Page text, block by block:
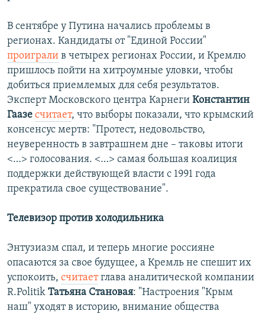
В сентябре у Путина начались проблемы в
регионах. Кандидаты от "Единой России"
проиграли в четырех регионах России, и Кремлю
пришлось пойти на хитроумные уловки, чтобы
добиться приемлемых для себя результатов.
Эксперт Московского центра Карнеги Константин
Гаазе считает, что выборы показали, что крымский
консенсус мертв: "Протест, недовольство,
неуверенность в завтрашнем дне – таковы итоги
<…> голосования. <…> самая большая коалиция
поддержки действующей власти с 1991 года
прекратила свое существование".
Телевизор против холодильника
Энтузиазм спал, и теперь многие россияне
опасаются за свое будущее, а Кремль не спешит их
успокоить, считаетглава аналитической компании
R.Politik Татьяна Становая: "Настроения "Крым
наш" уходят в историю, внимание общества